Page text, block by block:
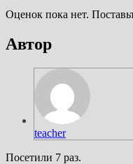
Оценок пока нет.
Автор
teacher
Посетили 7 раз.